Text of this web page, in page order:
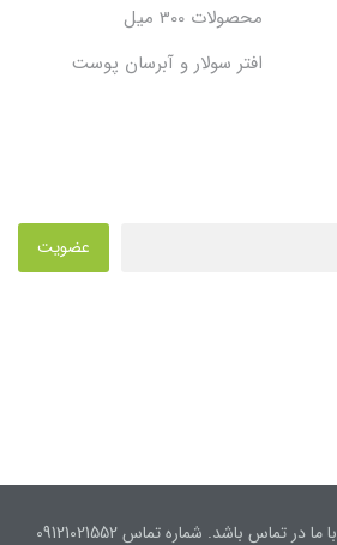
محصولات 300 میل
افتر سولار و آبرسان پوست
عضویت
تماس باشد. شماره تماس 09121021552